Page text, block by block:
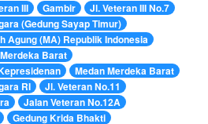
III Gambir
Jl. Veteran III No.7
(Gedung Sayap Timur)
Agung (MA) Republik Indonesia
Barat
Medan Merdeka Barat
RI
Jl. Veteran No.11
Jalan Veteran No.12A
Gedung Krida Bhakti